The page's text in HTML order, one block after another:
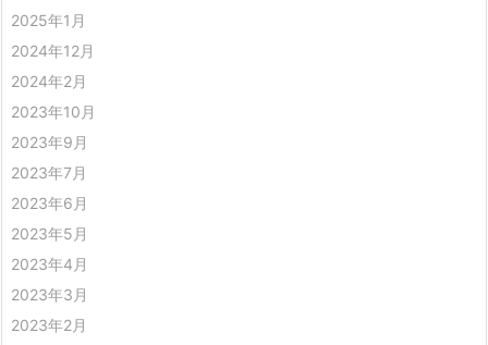
2025年1月
2024年12月
2024年2月
2023年10月
2023年9月
2023年7月
2023年6月
2023年5月
2023年4月
2023年3月
2023年2月